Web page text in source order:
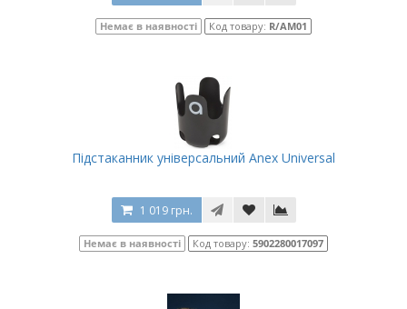
Немає в наявності Код товару: R/AM01
Підстаканник універсальний Anex Universal
1 019 грн.
Немає в наявності Код товару: 5902280017097